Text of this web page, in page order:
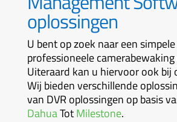
oplossingen
U bent op zoek naar een
professioneele
Uiteraard kan u hiervoor ook bij
Wij bieden verschillende
van DVR oplossingen op basis
DahuaTotMilestone.